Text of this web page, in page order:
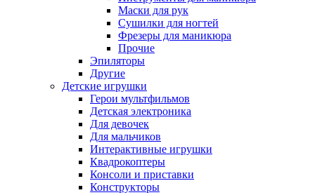
Маски для рук
Сушилки для ногтей
Фрезеры для маникюра
Прочие
Эпиляторы
Другие
Детские игрушки
Герои мультфильмов
Детская электроника
Для девочек
Для мальчиков
Интерактивные игрушки
Квадрокоптеры
Консоли и приставки
Конструкторы